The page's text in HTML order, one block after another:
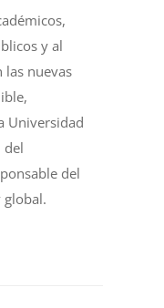
y al
las nuevas
Universidad
del
del